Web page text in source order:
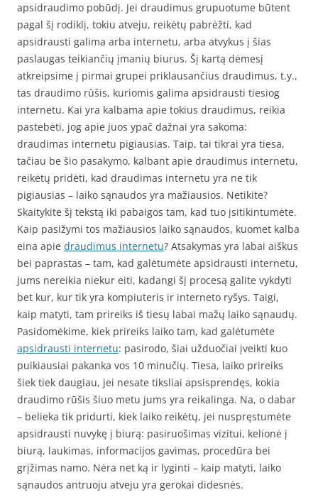
apsidraudimo pobūdį. Jei draudimus grupuotume būtent
pagal šį rodiklį, tokiu atveju, reikėtų pabrėžti, kad
apsidrausti galima arba internetu, arba atvykus į šias
paslaugas teikiančių įmanių biurus. Šį kartą dėmesį
atkreipsime į pirmai grupei priklausančius draudimus, t.y.,
tas draudimo rūšis, kuriomis galima apsidrausti tiesiog
internetu. Kai yra kalbama apie tokius draudimus, reikia
pastebėti, jog apie juos ypač dažnai yra sakoma:
draudimas internetu pigiausias. Taip, tai tikrai yra tiesa,
tačiau be šio pasakymo, kalbant apie draudimus internetu,
reikėtų pridėti, kad draudimas internetu yra ne tik
pigiausias – laiko sąnaudos yra mažiausios. Netikite?
Skaitykite šį tekstą iki pabaigos tam, kad tuo įsitikintumėte.
Kaip pasižymi tos mažiausios laiko sąnaudos, kuomet kalba
eina apie draudimus internetu? Atsakymas yra labai aiškus
bei paprastas – tam, kad galėtumėte apsidrausti internetu,
jums nereikia niekur eiti, kadangi šį procesą galite vykdyti
bet kur, kur tik yra kompiuteris ir interneto ryšys. Taigi,
kaip matyti, tam prireiks iš tiesų labai mažų laiko sąnaudų.
Pasidomėkime, kiek prireiks laiko tam, kad galėtumėte
apsidrausti internetu: pasirodo, šiai užduočiai įveikti kuo
puikiausiai pakanka vos 10 minučių. Tiesa, laiko prireiks
šiek tiek daugiau, jei nesate tiksliai apsisprendęs, kokia
draudimo rūšis šiuo metu jums yra reikalinga. Na, o dabar
– belieka tik pridurti, kiek laiko reikėtų, jei nuspręstumėte
apsidrausti nuvykę į biurą: pasiruošimas vizitui, kelionė į
biurą, laukimas, informacijos gavimas, procedūra bei
grįžimas namo. Nėra net ką ir lyginti – kaip matyti, laiko
sąnaudos antruoju atveju yra gerokai didesnės.